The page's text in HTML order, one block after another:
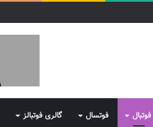
فوتبال فوتسال گالری فوتبالز